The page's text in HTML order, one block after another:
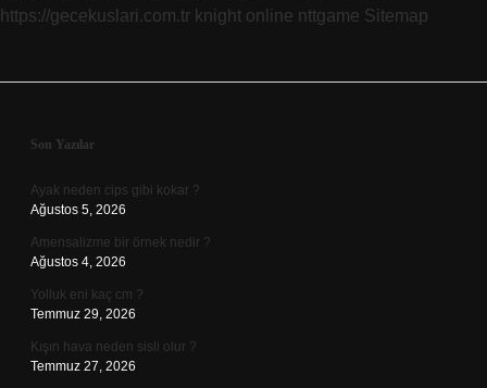
https://gecekuslari.com.tr knight online nttgame Sitemap
Sidebar
Son Yazılar
Ayak neden cips gibi kokar ?
Ağustos 5, 2026
Amensalizme bir örnek nedir ?
Ağustos 4, 2026
Yolluk eni kaç cm ?
Temmuz 29, 2026
Kışın hava neden sisli olur ?
Temmuz 27, 2026